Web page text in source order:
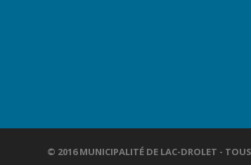
© 2016 MUNICIPALITÉ DE LAC-DROLET -